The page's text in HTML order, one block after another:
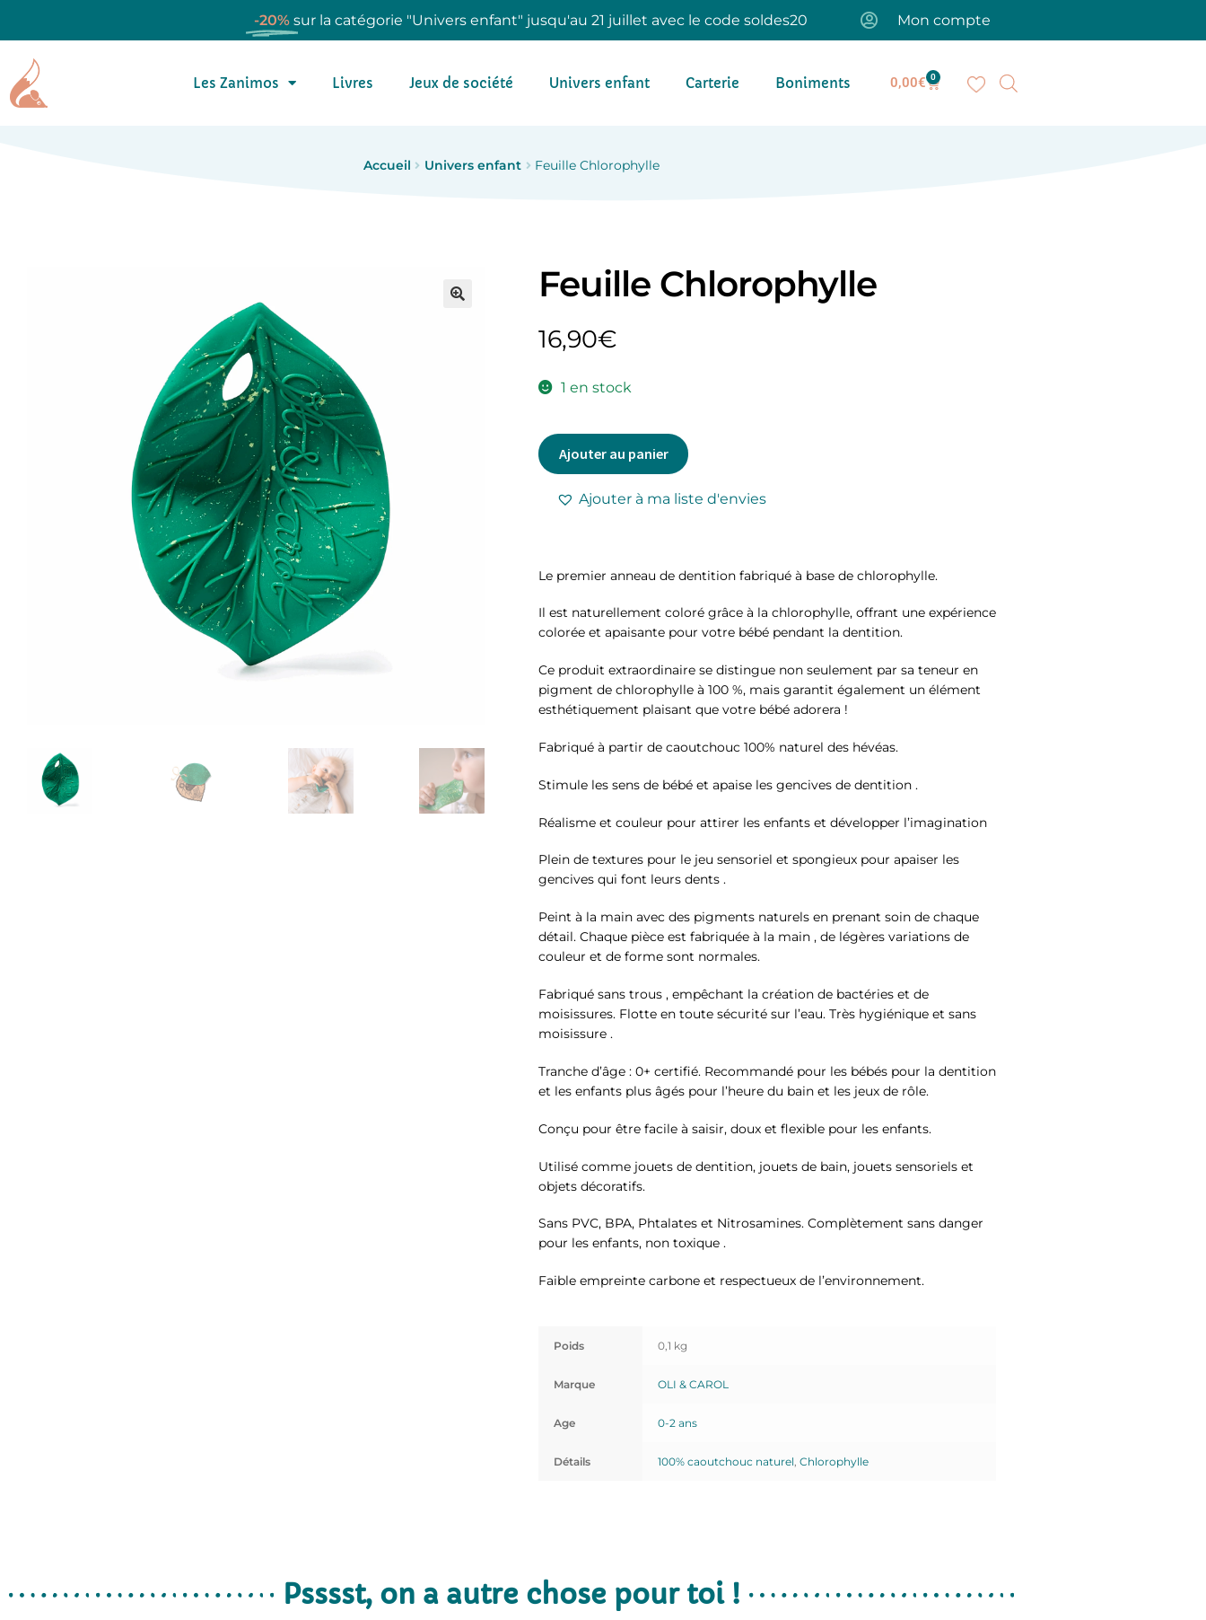
-20% sur la catégorie "Univers enfant" jusqu'au 21 juillet avec le code soldes20 Mon compte
Les Zanimos Livres Jeux de société Univers enfant Carterie Boniments 0,00€ 0
Accueil Univers enfant Feuille Chlorophylle
Feuille Chlorophylle
16,90€
1 en stock
Ajouter au panier
Ajouter à ma liste d'envies
Le premier anneau de dentition fabriqué à base de chlorophylle.
Il est naturellement coloré grâce à la chlorophylle, offrant une expérience
colorée et apaisante pour votre bébé pendant la dentition.
Ce produit extraordinaire se distingue non seulement par sa teneur en
pigment de chlorophylle à 100 %, mais garantit également un élément
esthétiquement plaisant que votre bébé adorera !
Fabriqué à partir de caoutchouc 100% naturel des hévéas.
Stimule les sens de bébé et apaise les gencives de dentition .
Réalisme et couleur pour attirer les enfants et développer l’imagination
Plein de textures pour le jeu sensoriel et spongieux pour apaiser les
gencives qui font leurs dents .
Peint à la main avec des pigments naturels en prenant soin de chaque
détail. Chaque pièce est fabriquée à la main , de légères variations de
couleur et de forme sont normales.
Fabriqué sans trous , empêchant la création de bactéries et de
moisissures. Flotte en toute sécurité sur l’eau. Très hygiénique et sans
moisissure .
Tranche d’âge : 0+ certifié. Recommandé pour les bébés pour la dentition
et les enfants plus âgés pour l’heure du bain et les jeux de rôle.
Conçu pour être facile à saisir, doux et flexible pour les enfants.
Utilisé comme jouets de dentition, jouets de bain, jouets sensoriels et
objets décoratifs.
Sans PVC, BPA, Phtalates et Nitrosamines. Complètement sans danger
pour les enfants, non toxique .
Faible empreinte carbone et respectueux de l’environnement.
Poids 0,1 kg
Marque OLI & CAROL
Age 0-2 ans
Détails 100% caoutchouc naturel Chlorophylle
Psssst, on a autre chose pour toi !